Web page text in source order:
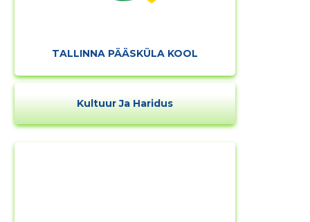
TALLINNA PÄÄSKÜLA KOOL
Kultuur Ja Haridus